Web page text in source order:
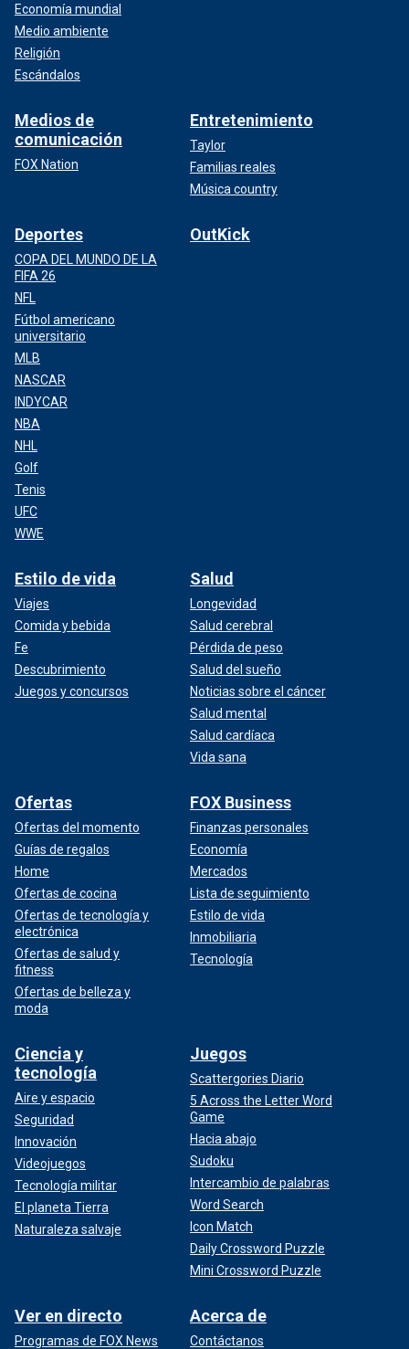
Economía mundial
Medio ambiente
Religión
Escándalos
Medios de
comunicación
FOX Nation
Entretenimiento
Taylor
Familias reales
Música country
Deportes
COPA DEL MUNDO DE LA
FIFA 26
NFL
Fútbol americano
universitario
MLB
NASCAR
INDYCAR
NBA
NHL
Golf
Tenis
UFC
WWE
OutKick
Estilo de vida
Viajes
Comida y bebida
Fe
Descubrimiento
Juegos y concursos
Salud
Longevidad
Salud cerebral
Pérdida de peso
Salud del sueño
Noticias sobre el cáncer
Salud mental
Salud cardíaca
Vida sana
Ofertas
Ofertas del momento
Guías de regalos
Home
Ofertas de cocina
Ofertas de tecnología y
electrónica
Ofertas de salud y
fitness
Ofertas de belleza y
moda
FOX Business
Finanzas personales
Economía
Mercados
Lista de seguimiento
Estilo de vida
Inmobiliaria
Tecnología
Ciencia y
tecnología
Aire y espacio
Seguridad
Innovación
Videojuegos
Tecnología militar
El planeta Tierra
Naturaleza salvaje
Juegos
Scattergories Diario
5 Across the Letter Word
Game
Hacia abajo
Sudoku
Intercambio de palabras
Word Search
Icon Match
Daily Crossword Puzzle
Mini Crossword Puzzle
Ver en directo
Programas de FOX News
Acerca de
Contáctanos